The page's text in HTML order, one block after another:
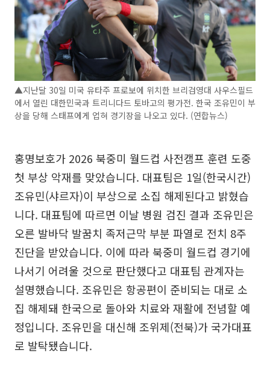
▲지난달 30일 미국 유타주 프로보에 위치한 브리검영대 사우스필드
에서 열린 대한민국과 트리니다드 토바고의 평가전. 한국 조유민이 부
상을 당해 스태프에게 업혀 경기장을 나오고 있다. (연합뉴스)
홍명보호가 2026 북중미 월드컵 사전캠프 훈련 도중
첫 부상 악재를 맞았습니다. 대표팀은 1일(한국시간)
조유민(샤르자)이 부상으로 소집 해제된다고 밝혔습
니다. 대표팀에 따르면 이날 병원 검진 결과 조유민은
오른 발바닥 발꿈치 족저근막 부분 파열로 전치 8주
진단을 받았습니다. 이에 따라 북중미 월드컵 경기에
나서기 어려울 것으로 판단했다고 대표팀 관계자는
설명했습니다. 조유민은 항공편이 준비되는 대로 소
집 해제돼 한국으로 돌아와 치료와 재활에 전념할 예
정입니다. 조유민을 대신해 조위제(전북)가 국가대표
로 발탁됐습니다.